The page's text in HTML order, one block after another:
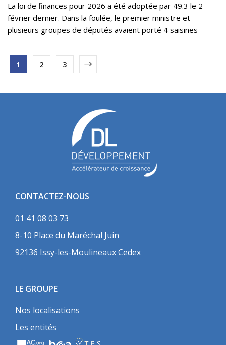
La loi de finances pour 2026 a été adoptée par 49.3 le 2
février dernier. Dans la foulée, le premier ministre et
plusieurs groupes de députés avaient porté 4 saisines
1 2 3
CONTACTEZ-NOUS
01 41 08 03 73
8-10 Place du Maréchal Juin
92136 Issy-les-Moulineaux Cedex
LE GROUPE
Nos localisations
Les entités